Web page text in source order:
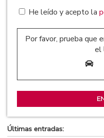
He leído y acepto la
Por favor, prueba que
el
Últimas entradas: